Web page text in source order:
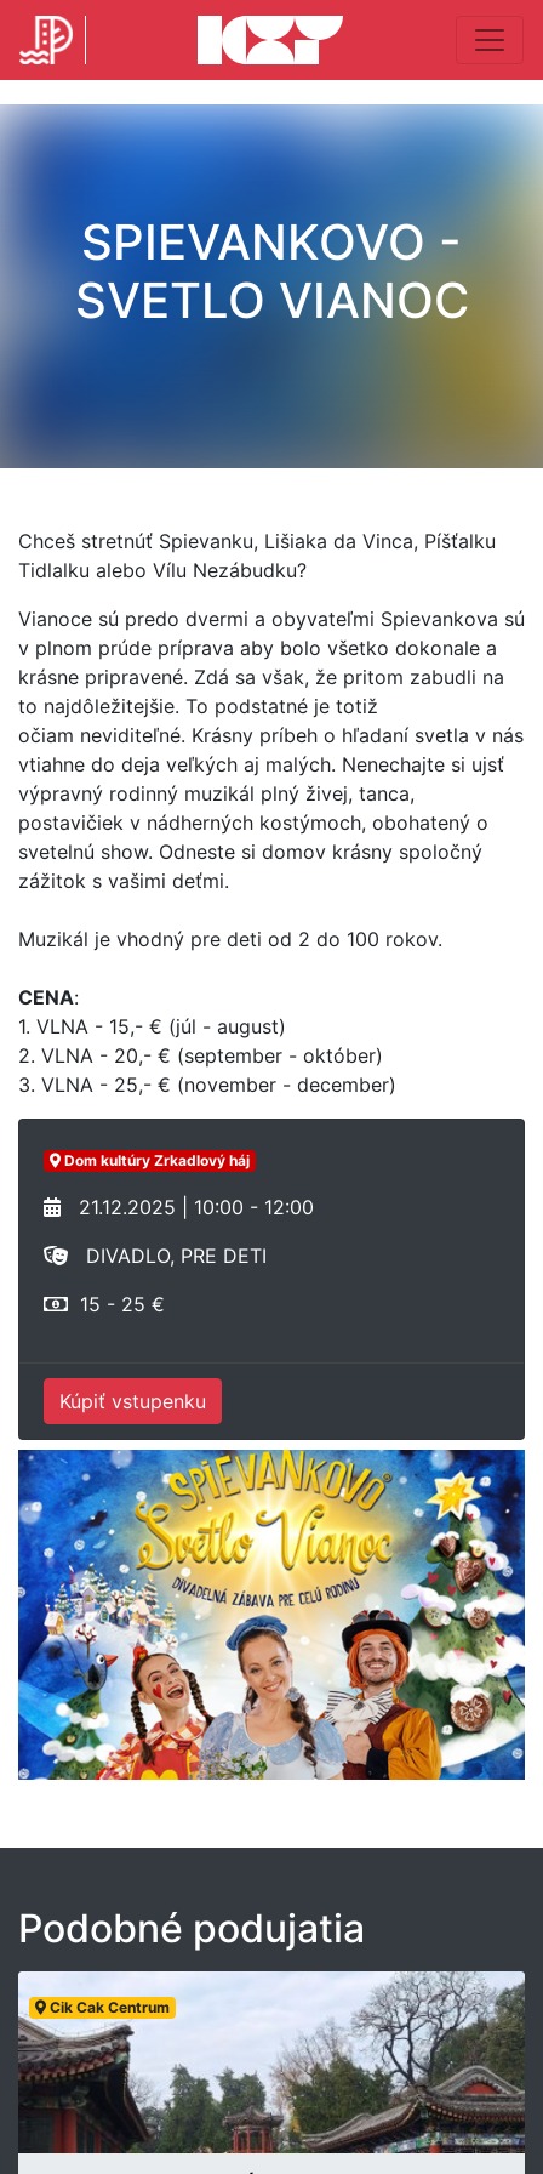
SPIEVANKOVO -
SVETLO VIANOC
Chceš stretnúť Spievanku, Lišiaka da Vinca, Píšťalku
Tidlalku alebo Vílu Nezábudku?
Vianoce sú predo dvermi a obyvateľmi Spievankova sú
v plnom prúde príprava aby bolo všetko dokonale a
krásne pripravené. Zdá sa však, že pritom zabudli na
to najdôležitejšie. To podstatné je totiž
očiam neviditeľné. Krásny príbeh o hľadaní svetla v nás
vtiahne do deja veľkých aj malých. Nenechajte si ujsť
výpravný rodinný muzikál plný živej, tanca,
postavičiek v nádherných kostýmoch, obohatený o
svetelnú show. Odneste si domov krásny spoločný
zážitok s vašimi deťmi.
Muzikál je vhodný pre deti od 2 do 100 rokov.
CENA:
1. VLNA - 15,- € (júl - august)
2. VLNA - 20,- € (september - október)
3. VLNA - 25,- € (november - december)
Dom kultúry Zrkadlový háj
21.12.2025 | 10:00 - 12:00
DIVADLO, PRE DETI
15 - 25 €
Kúpiť vstupenku
Podobné podujatia
Cik Cak Centrum